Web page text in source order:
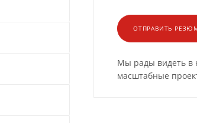
ОТПРАВИТЬ
Мы рады видеть в
масштабные